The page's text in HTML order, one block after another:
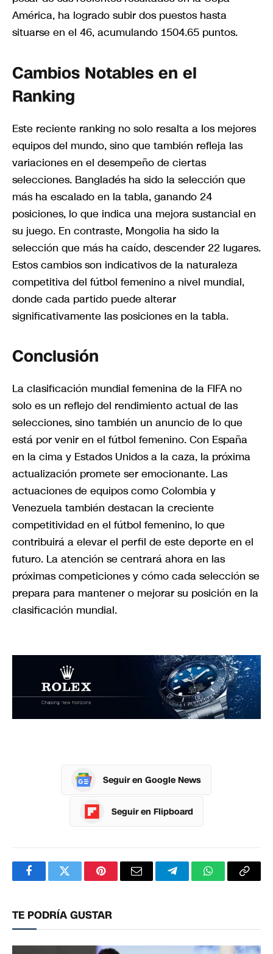
América, ha logrado subir dos puestos hasta
situarse en el 46, acumulando 1504.65 puntos.
Cambios Notables en el
Ranking
Este reciente ranking no solo resalta a los mejores
equipos del mundo, sino que también refleja las
variaciones en el desempeño de ciertas
selecciones. Bangladés ha sido la selección que
más ha escalado en la tabla, ganando 24
posiciones, lo que indica una mejora sustancial en
su juego. En contraste, Mongolia ha sido la
selección que más ha caído, descender 22 lugares.
Estos cambios son indicativos de la naturaleza
competitiva del fútbol femenino a nivel mundial,
donde cada partido puede alterar
significativamente las posiciones en la tabla.
Conclusión
La clasificación mundial femenina de la FIFA no
solo es un reflejo del rendimiento actual de las
selecciones, sino también un anuncio de lo que
está por venir en el fútbol femenino. Con España
en la cima y Estados Unidos a la caza, la próxima
actualización promete ser emocionante. Las
actuaciones de equipos como Colombia y
Venezuela también destacan la creciente
competitividad en el fútbol femenino, lo que
contribuirá a elevar el perfil de este deporte en el
futuro. La atención se centrará ahora en las
próximas competiciones y cómo cada selección se
prepara para mantener o mejorar su posición en la
clasificación mundial.
Seguir en Google News
Seguir en Flipboard
FacebookTwitterPinterestCorreoTelegramWhatsApp
TE PODRÍA GUSTAR